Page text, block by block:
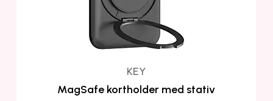
KEY
MagSafe kortholder med stativ